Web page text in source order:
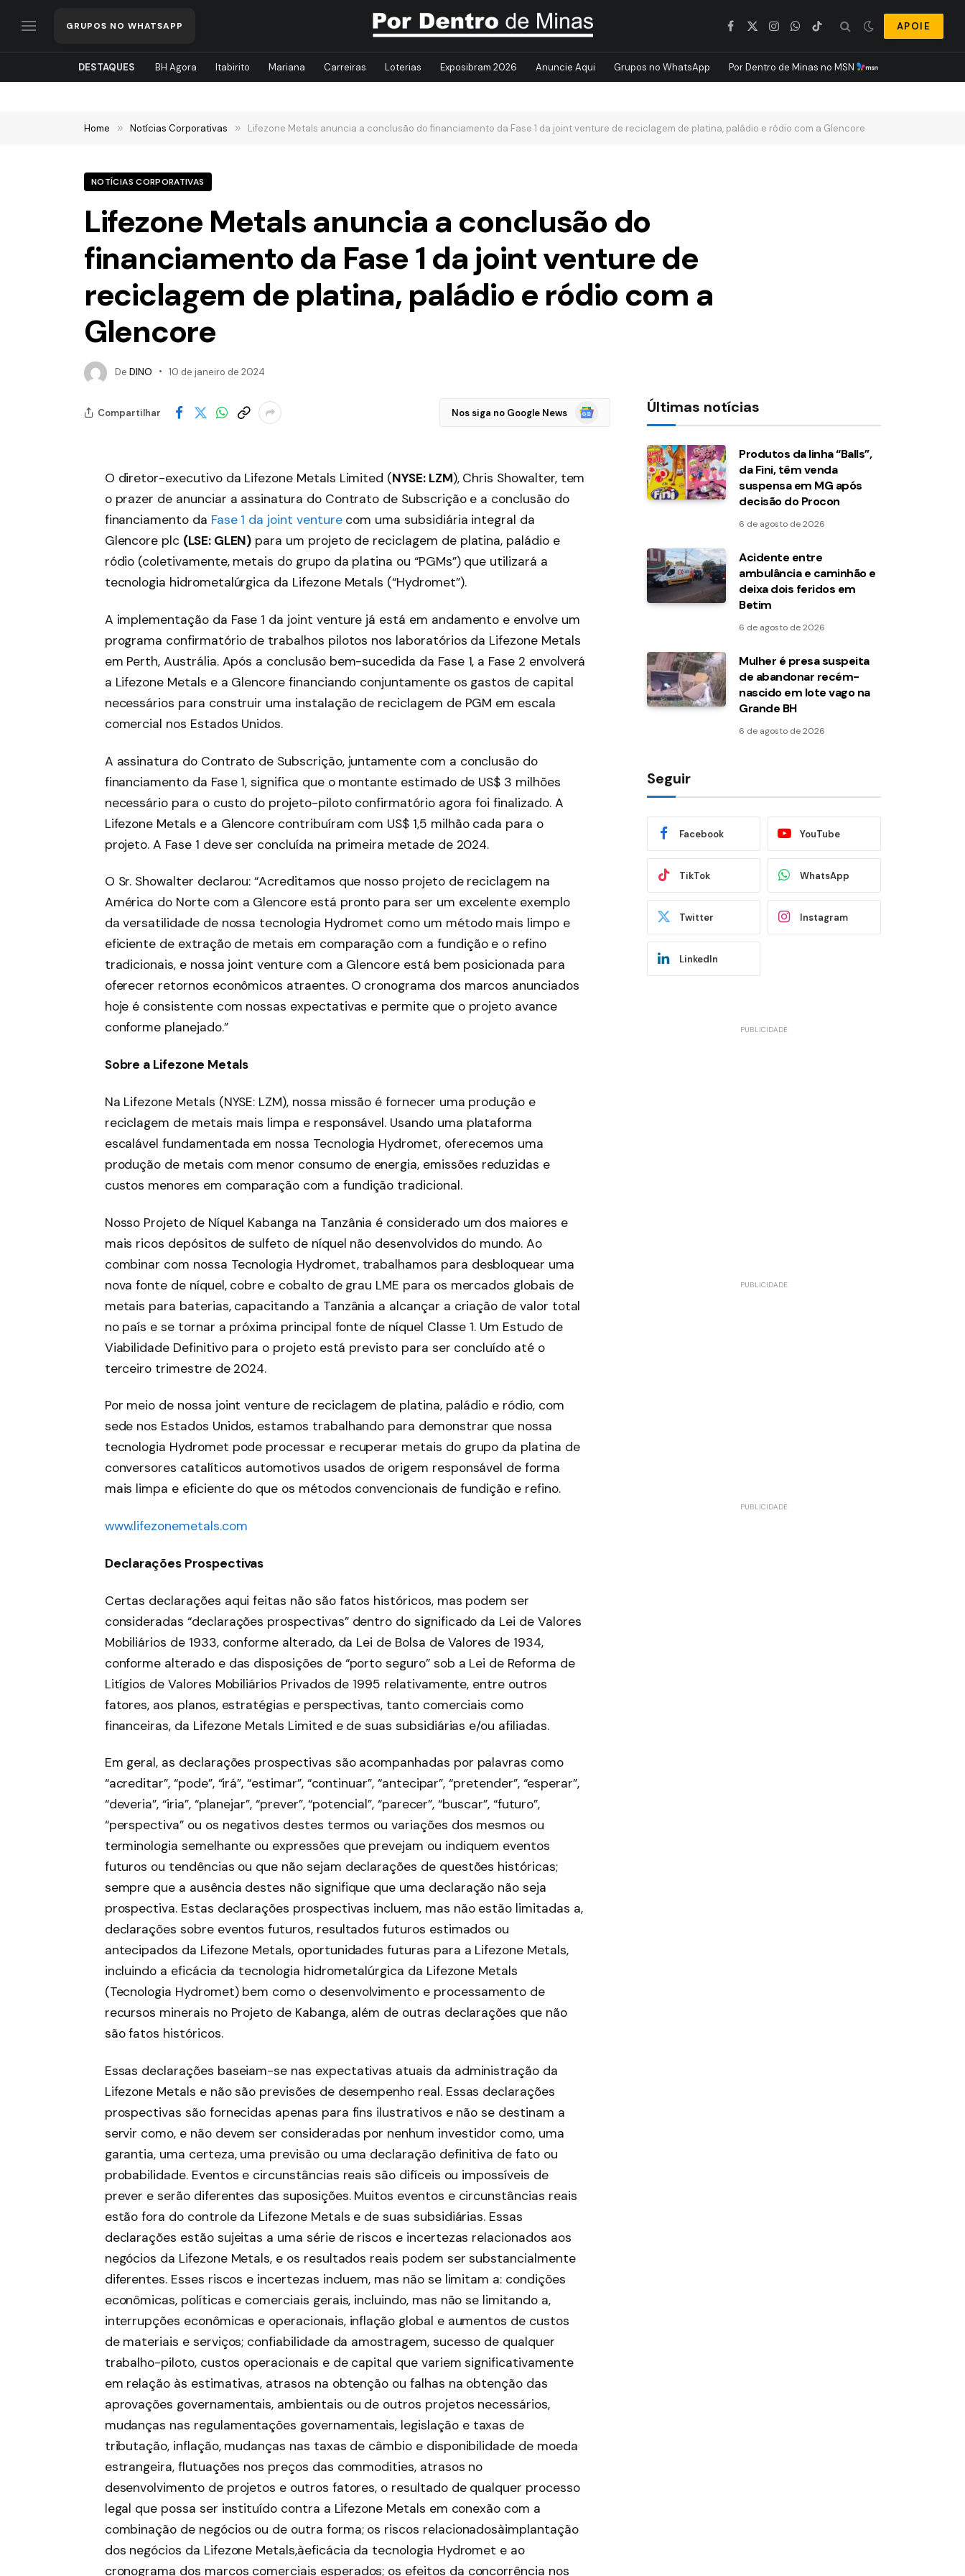
GRUPOS NO WHATSAPP Facebook
X
Instagram
WhatsApp
TikTok APOIE
DESTAQUES BH Agora Itabirito Mariana Carreiras Loterias Exposibram 2026 Anuncie Aqui Grupos no WhatsApp Por Dentro de Minas no MSN
Home » Notícias Corporativas » Lifezone Metals anuncia a conclusão do financiamento da Fase 1 da joint venture de reciclagem de platina, paládio e ródio com a Glencore
NOTÍCIAS CORPORATIVAS
Lifezone Metals anuncia a conclusão do
financiamento da Fase 1 da joint venture de
reciclagem de platina, paládio e ródio com a
Glencore
De DINO 10 de janeiro de 2024
Compartilhar Nos siga no Google News
Google
Notícias
O diretor-executivo da Lifezone Metals Limited (NYSE: LZM), Chris Showalter, tem
o prazer de anunciar a assinatura do Contrato de Subscrição e a conclusão do
financiamento da Fase 1 da joint venturecom uma subsidiária integral da
Glencore plc (LSE: GLEN) para um projeto de reciclagem de platina, paládio e
ródio (coletivamente, metais do grupo da platina ou “PGMs”) que utilizará a
tecnologia hidrometalúrgica da Lifezone Metals (“Hydromet”).
A implementação da Fase 1 da joint venture já está em andamento e envolve um
programa confirmatório de trabalhos pilotos nos laboratórios da Lifezone Metals
em Perth, Austrália. Após a conclusão bem-sucedida da Fase 1, a Fase 2 envolverá
a Lifezone Metals e a Glencore financiando conjuntamente os gastos de capital
necessários para construir uma instalação de reciclagem de PGM em escala
comercial nos Estados Unidos.
A assinatura do Contrato de Subscrição, juntamente com a conclusão do
financiamento da Fase 1, significa que o montante estimado de US$ 3 milhões
necessário para o custo do projeto-piloto confirmatório agora foi finalizado. A
Lifezone Metals e a Glencore contribuíram com US$ 1,5 milhão cada para o
projeto. A Fase 1 deve ser concluída na primeira metade de 2024.
O Sr. Showalter declarou: “Acreditamos que nosso projeto de reciclagem na
América do Norte com a Glencore está pronto para ser um excelente exemplo
da versatilidade de nossa tecnologia Hydromet como um método mais limpo e
eficiente de extração de metais em comparação com a fundição e o refino
tradicionais, e nossa joint venture com a Glencore está bem posicionada para
oferecer retornos econômicos atraentes. O cronograma dos marcos anunciados
hoje é consistente com nossas expectativas e permite que o projeto avance
conforme planejado.”
Sobre a Lifezone Metals
Na Lifezone Metals (NYSE: LZM), nossa missão é fornecer uma produção e
reciclagem de metais mais limpa e responsável. Usando uma plataforma
escalável fundamentada em nossa Tecnologia Hydromet, oferecemos uma
produção de metais com menor consumo de energia, emissões reduzidas e
custos menores em comparação com a fundição tradicional.
Nosso Projeto de Níquel Kabanga na Tanzânia é considerado um dos maiores e
mais ricos depósitos de sulfeto de níquel não desenvolvidos do mundo. Ao
combinar com nossa Tecnologia Hydromet, trabalhamos para desbloquear uma
nova fonte de níquel, cobre e cobalto de grau LME para os mercados globais de
metais para baterias, capacitando a Tanzânia a alcançar a criação de valor total
no país e se tornar a próxima principal fonte de níquel Classe 1. Um Estudo de
Viabilidade Definitivo para o projeto está previsto para ser concluído até o
terceiro trimestre de 2024.
Por meio de nossa joint venture de reciclagem de platina, paládio e ródio, com
sede nos Estados Unidos, estamos trabalhando para demonstrar que nossa
tecnologia Hydromet pode processar e recuperar metais do grupo da platina de
conversores catalíticos automotivos usados de origem responsável de forma
mais limpa e eficiente do que os métodos convencionais de fundição e refino.
www.lifezonemetals.com
Declarações Prospectivas
Certas declarações aqui feitas não são fatos históricos, mas podem ser
consideradas “declarações prospectivas” dentro do significado da Lei de Valores
Mobiliários de 1933, conforme alterado, da Lei de Bolsa de Valores de 1934,
conforme alterado e das disposições de “porto seguro” sob a Lei de Reforma de
Litígios de Valores Mobiliários Privados de 1995 relativamente, entre outros
fatores, aos planos, estratégias e perspectivas, tanto comerciais como
financeiras, da Lifezone Metals Limited e de suas subsidiárias e/ou afiliadas.
Em geral, as declarações prospectivas são acompanhadas por palavras como
“acreditar”, “pode”, “irá”, “estimar”, “continuar”, “antecipar”, “pretender”, “esperar”,
“deveria”, “iria”, “planejar”, “prever”, “potencial”, “parecer”, “buscar”, “futuro”,
“perspectiva” ou os negativos destes termos ou variações dos mesmos ou
terminologia semelhante ou expressões que prevejam ou indiquem eventos
futuros ou tendências ou que não sejam declarações de questões históricas;
sempre que a ausência destes não signifique que uma declaração não seja
prospectiva. Estas declarações prospectivas incluem, mas não estão limitadas a,
declarações sobre eventos futuros, resultados futuros estimados ou
antecipados da Lifezone Metals, oportunidades futuras para a Lifezone Metals,
incluindo a eficácia da tecnologia hidrometalúrgica da Lifezone Metals
(Tecnologia Hydromet) bem como o desenvolvimento e processamento de
recursos minerais no Projeto de Kabanga, além de outras declarações que não
são fatos históricos.
Essas declarações baseiam-se nas expectativas atuais da administração da
Lifezone Metals e não são previsões de desempenho real. Essas declarações
prospectivas são fornecidas apenas para fins ilustrativos e não se destinam a
servir como, e não devem ser consideradas por nenhum investidor como, uma
garantia, uma certeza, uma previsão ou uma declaração definitiva de fato ou
probabilidade. Eventos e circunstâncias reais são difíceis ou impossíveis de
prever e serão diferentes das suposições. Muitos eventos e circunstâncias reais
estão fora do controle da Lifezone Metals e de suas subsidiárias. Essas
declarações estão sujeitas a uma série de riscos e incertezas relacionados aos
negócios da Lifezone Metals, e os resultados reais podem ser substancialmente
diferentes. Esses riscos e incertezas incluem, mas não se limitam a: condições
econômicas, políticas e comerciais gerais, incluindo, mas não se limitando a,
interrupções econômicas e operacionais, inflação global e aumentos de custos
de materiais e serviços; confiabilidade da amostragem, sucesso de qualquer
trabalho-piloto, custos operacionais e de capital que variem significativamente
em relação às estimativas, atrasos na obtenção ou falhas na obtenção das
aprovações governamentais, ambientais ou de outros projetos necessários,
mudanças nas regulamentações governamentais, legislação e taxas de
tributação, inflação, mudanças nas taxas de câmbio e disponibilidade de moeda
estrangeira, flutuações nos preços das commodities, atrasos no
desenvolvimento de projetos e outros fatores, o resultado de qualquer processo
legal que possa ser instituído contra a Lifezone Metals em conexão com a
combinação de negócios ou de outra forma; os riscos relacionadosàimplantação
dos negócios da Lifezone Metals,àeficácia da tecnologia Hydromet e ao
cronograma dos marcos comerciais esperados; os efeitos da concorrência nos
Últimas notícias
Produtos da linha “Balls”,
da Fini, têm venda
suspensa em MG após
decisão do Procon
6 de agosto de 2026
Acidente entre
ambulância e caminhão e
deixa dois feridos em
Betim
6 de agosto de 2026
Mulher é presa suspeita
de abandonar recém-
nascido em lote vago na
Grande BH
6 de agosto de 2026
Seguir
Facebook YouTube
TikTok WhatsApp
Twitter Instagram
LinkedIn